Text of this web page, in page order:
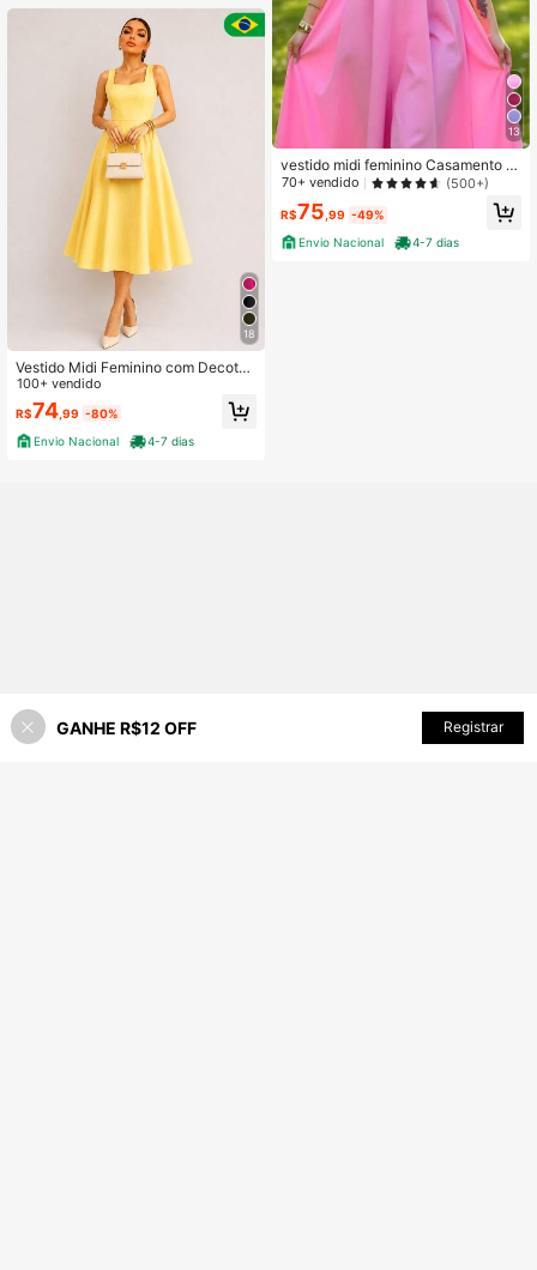
18
Vestido Midi Feminino com Decote
Quadrado e Cintura Marcada&Vesti
do Midi Elegante | Modelagem Alfai
ataria | Cintura Marcada
100+ vendido
R$74 ,99 -80%
Envio Nacional
4-7 dias
13
vestido midi feminino Casamento F
esta de aniversário Festa do chá de
70+ vendido (500+)
R$75 ,99 -49%
Envio Nacional
4-7 dias
47% OFF! ADICIONAR AO CARRINHO
GANHE R$12 OFF Registrar